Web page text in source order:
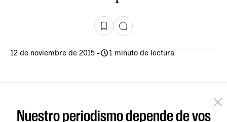
12 de noviembre de 2015 - 1 minuto de lectura
Nuestro periodismo depende de vos